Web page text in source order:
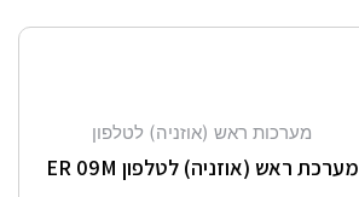
מערכות ראש (אוזניה) לטלפון
מערכת ראש (אוזניה) לטלפון ER 09M